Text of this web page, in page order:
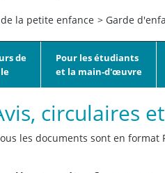
la petite enfance > Garde
de
Pour les étudiants
et la main-d'œuvre
circulaires
les documents sont en format